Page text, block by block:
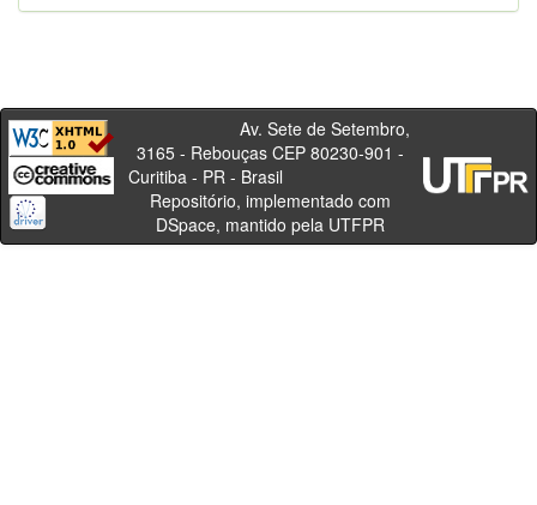
Av. Sete de Setembro,
3165 - Rebouças CEP 80230-901 -
Curitiba - PR - Brasil
Repositório, implementado com
DSpace, mantido pela UTFPR